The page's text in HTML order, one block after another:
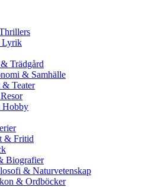
Lyrik
Trädgård
& Samhälle
Teater
Hobby
& Fritid
Biografier
& Naturvetenskap
& Ordböcker